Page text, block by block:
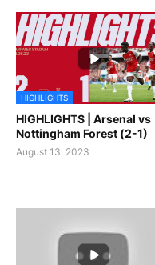
HIGHLIGHTS
HIGHLIGHTS | Arsenal vs
Nottingham Forest (2-1)
August 13, 2023